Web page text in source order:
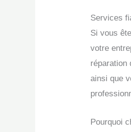
Services
Si vous
votre
réparation
ainsi que
Pourquoi